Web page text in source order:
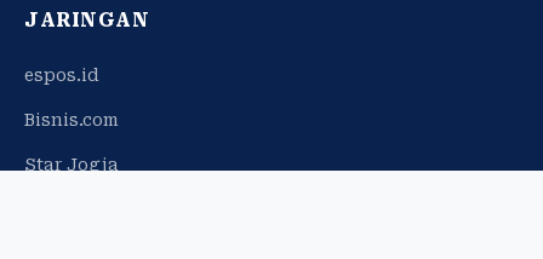
JARINGAN
espos.id
Bisnis.com
Star Jogja